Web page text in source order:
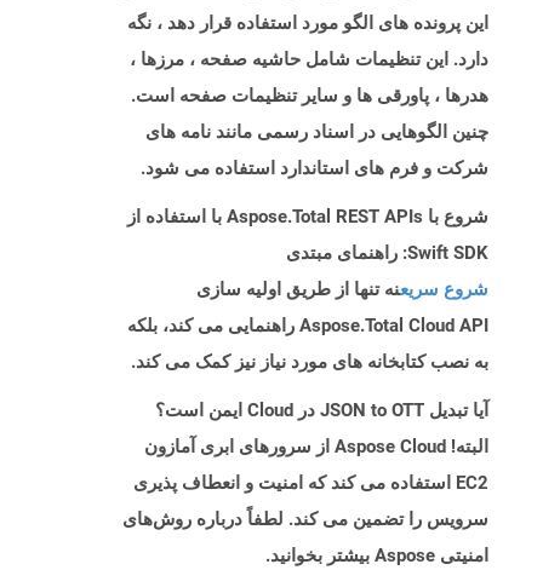
این پرونده های الگو مورد استفاده قرار دهد ، نگه
دارد. این تنظیمات شامل حاشیه صفحه ، مرزها ،
هدرها ، پاورقی ها و سایر تنظیمات صفحه است.
چنین الگوهایی در اسناد رسمی مانند نامه های
شرکت و فرم های استاندارد استفاده می شود.
شروع با Aspose.Total REST APIs با استفاده از
Swift SDK: راهنمای مبتدی
شروع سریعنه تنها از طریق اولیه سازی
Aspose.Total Cloud API راهنمایی می کند، بلکه
به نصب کتابخانه های مورد نیاز نیز کمک می کند.
آیا تبدیل JSON to OTT در Cloud ایمن است؟
البته! Aspose Cloud از سرورهای ابری آمازون
EC2 استفاده می کند که امنیت و انعطاف پذیری
سرویس را تضمین می کند. لطفاً درباره روش‌های
امنیتی Aspose بیشتر بخوانید.